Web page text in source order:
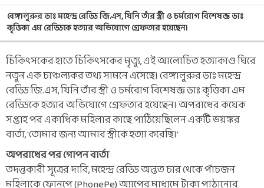
বেঙ্গালুরুর ডাঃ মহেন্দ্র রেড্ডি জি.এস, যিনি তাঁর স্ত্রী ও চর্মরোগ বিশেষজ্ঞ ডাঃ
কৃত্তিকা এম রেড্ডিকে হত্যার অভিযোগে গ্রেফতার হয়েছেন।
চিকিৎসকের হাতে চিকিৎসকের মৃত্যু, এই আলোচিত হত্যাকাণ্ড ঘিরে
নতুন এক চাঞ্চল্যকর তথ্য সামনে এসেছে। বেঙ্গালুরুর ডাঃ মহেন্দ্র
রেড্ডি জি.এস, যিনি তাঁর স্ত্রী ও চর্মরোগ বিশেষজ্ঞ ডাঃ কৃত্তিকা এম
রেড্ডিকে হত্যার অভিযোগে গ্রেফতার হয়েছেন। অপরাধের কয়েক
সপ্তাহ পর একাধিক মহিলার কাছে পাঠিয়েছিলেন একটি ভয়ঙ্কর
বার্তা, 'তোমার জন্য আমার স্ত্রীকে হত্যা করেছি।'
অপরাধের পর গোপন বার্তা
তদন্তকারী সূত্রের দাবি, মহেন্দ্র রেড্ডি অন্তত চার থেকে পাঁচজন